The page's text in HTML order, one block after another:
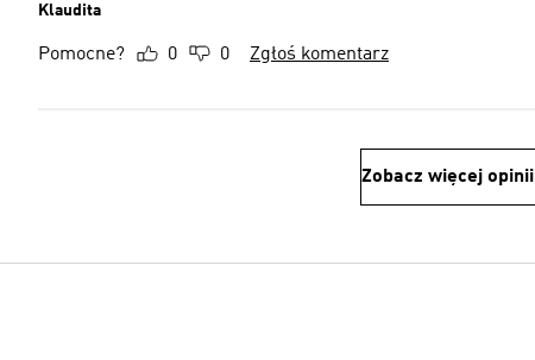
Klaudita
Pomocne? 0 0 Zgłoś komentarz
Zobacz więcej opinii